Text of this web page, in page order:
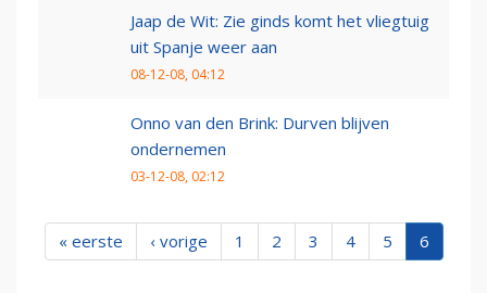
Jaap de Wit: Zie ginds komt het vliegtuig
uit Spanje weer aan
08-12-08, 04:12
Onno van den Brink: Durven blijven
ondernemen
03-12-08, 02:12
« eerste ‹ vorige 1 2 3 4 5 6